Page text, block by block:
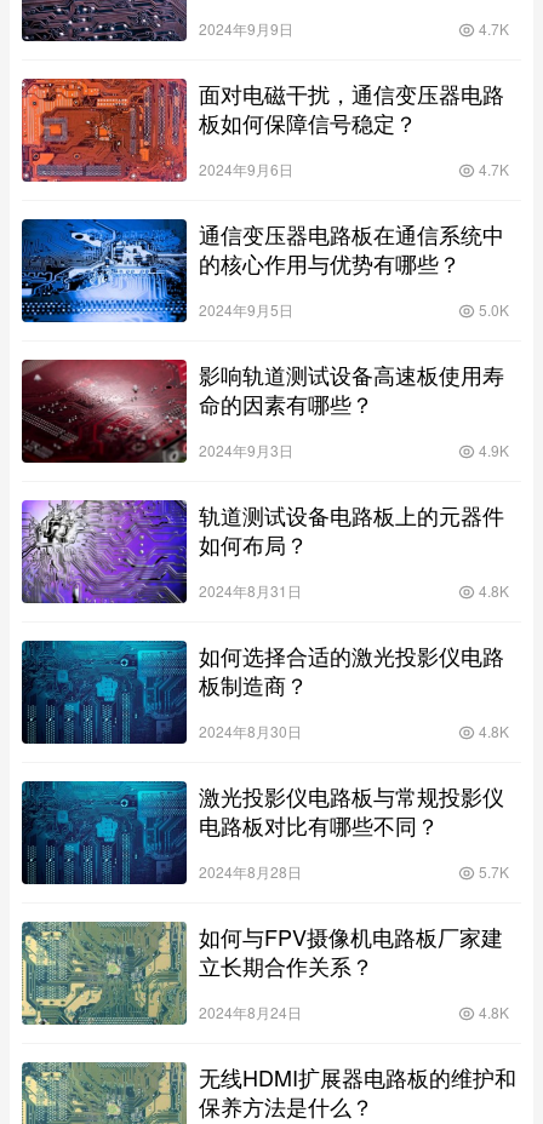
2024年9月9日 4.7K
面对电磁干扰，通信变压器电路
板如何保障信号稳定？
2024年9月6日 4.7K
通信变压器电路板在通信系统中
的核心作用与优势有哪些？
2024年9月5日 5.0K
影响轨道测试设备高速板使用寿
命的因素有哪些？
2024年9月3日 4.9K
轨道测试设备电路板上的元器件
如何布局？
2024年8月31日 4.8K
如何选择合适的激光投影仪电路
板制造商？
2024年8月30日 4.8K
激光投影仪电路板与常规投影仪
电路板对比有哪些不同？
2024年8月28日 5.7K
如何与FPV摄像机电路板厂家建
立长期合作关系？
2024年8月24日 4.8K
无线HDMI扩展器电路板的维护和
保养方法是什么？